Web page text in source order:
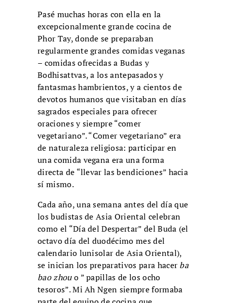
Pasé muchas horas con ella en la
excepcionalmente grande cocina de
Phor Tay, donde se preparaban
regularmente grandes comidas veganas
– comidas ofrecidas a Budas y
Bodhisattvas, a los antepasados y
fantasmas hambrientos, y a cientos de
devotos humanos que visitaban en días
sagrados especiales para ofrecer
oraciones y siempre “comer
vegetariano”. “Comer vegetariano” era
de naturaleza religiosa: participar en
una comida vegana era una forma
directa de “llevar las bendiciones” hacia
sí mismo.
Cada año, una semana antes del día que
los budistas de Asia Oriental celebran
como el “Día del Despertar” del Buda (el
octavo día del duodécimo mes del
calendario lunisolar de Asia Oriental),
se inician los preparativos para hacer ba
bao zhouo ” papillas de los ocho
tesoros”. Mi Ah Ngen siempre formaba